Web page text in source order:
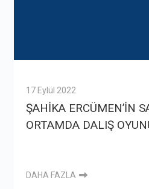
17 Eylül 2022
ŞAHİKA ERCÜMEN’İN
ORTAMDA DALIŞ
DAHA FAZLA